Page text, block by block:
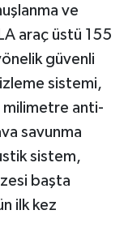
ve
araç üstü 155
güvenli
sistemi,
anti-
savunma
sistem,
başta
ilk kez